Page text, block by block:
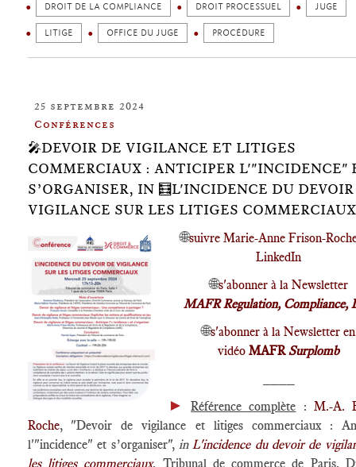
DROIT DE LA COMPLIANCE DROIT PROCESSUEL JUGE
LITIGE OFFICE DU JUGE PROCÉDURE
25 septembre 2024
Conférences
🎤DEVOIR DE VIGILANCE ET LITIGES
COMMERCIAUX : ANTICIPER L'"INCIDENCE"
S’ORGANISER, IN 🧮L'INCIDENCE DU
VIGILANCE SUR LES LITIGES COMMERCIAUX
🌐suivre Marie-Anne Frison-
LinkedIn
🌐s'abonner à la Newsletter
MAFR Regulation, Compliance,
🌐s'abonner à la Newsletter en
vidéo MAFRSurplomb
► Référence complète : M.-A.
Roche, "Devoir de vigilance et litiges commerciaux :
l'"incidence" et s’organiser", inL'incidence du devoir de
les litiges commerciaux, Tribunal de commerce de Paris,